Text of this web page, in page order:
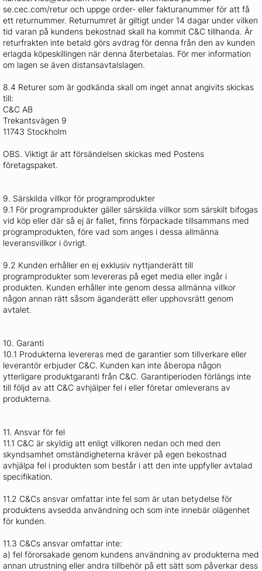
se.cec.com/retur och uppge order‐ eller fakturanummer för att få
ett returnummer. Returnumret är giltigt under 14 dagar under vilken
tid varan på kundens bekostnad skall ha kommit C&C tillhanda. Är
returfrakten inte betald görs avdrag för denna från den av kunden
erlagda köpeskillingen när denna återbetalas. För mer information
om lagen se även distansavtalslagen.
8.4 Returer som är godkända skall om inget annat angivits skickas
till:
C&C AB
Trekantsvägen 9
11743 Stockholm
OBS. Viktigt är att försändelsen skickas med Postens
företagspaket.
9. Särskilda villkor för programprodukter
9.1 För programprodukter gäller särskilda villkor som särskilt bifogas
vid köp eller där så ej är fallet, finns förpackade tillsammans med
programprodukten, före vad som anges i dessa allmänna
leveransvillkor i övrigt.
9.2 Kunden erhåller en ej exklusiv nyttjanderätt till
programprodukter som levereras på eget media eller ingår i
produkten. Kunden erhåller inte genom dessa allmänna villkor
någon annan rätt såsom äganderätt eller upphovsrätt genom
avtalet.
10. Garanti
10.1 Produkterna levereras med de garantier som tillverkare eller
leverantör erbjuder C&C. Kunden kan inte åberopa någon
ytterligare produktgaranti från C&C. Garantiperioden förlängs inte
till följd av att C&C avhjälper fel i eller företar omleverans av
produkterna.
11. Ansvar för fel
11.1 C&C är skyldig att enligt villkoren nedan och med den
skyndsamhet omständigheterna kräver på egen bekostnad
avhjälpa fel i produkten som består i att den inte uppfyller avtalad
specifikation.
11.2 C&Cs ansvar omfattar inte fel som är utan betydelse för
produktens avsedda användning och som inte innebär olägenhet
för kunden.
11.3 C&Cs ansvar omfattar inte:
a) fel förorsakade genom kundens användning av produkterna med
annan utrustning eller andra tillbehör på ett sätt som påverkar dess